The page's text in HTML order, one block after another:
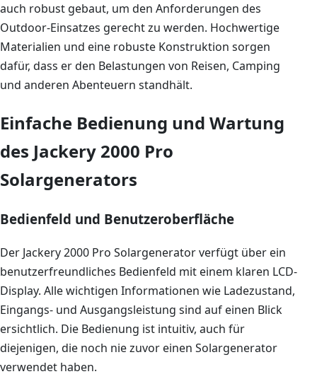
auch robust gebaut, um den Anforderungen des
Outdoor-Einsatzes gerecht zu werden. Hochwertige
Materialien und eine robuste Konstruktion sorgen
dafür, dass er den Belastungen von Reisen, Camping
und anderen Abenteuern standhält.
Einfache Bedienung und Wartung
des Jackery 2000 Pro
Solargenerators
Bedienfeld und Benutzeroberfläche
Der Jackery 2000 Pro Solargenerator verfügt über ein
benutzerfreundliches Bedienfeld mit einem klaren LCD-
Display. Alle wichtigen Informationen wie Ladezustand,
Eingangs- und Ausgangsleistung sind auf einen Blick
ersichtlich. Die Bedienung ist intuitiv, auch für
diejenigen, die noch nie zuvor einen Solargenerator
verwendet haben.